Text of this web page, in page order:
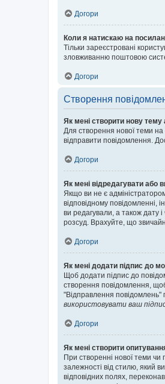
Догори
Коли я натискаю на
Тільки зареєстровані
зловживанню поштовою
Догори
Створення
Як мені створити нову
Для створення нової теми
відправити повідомлення.
Догори
Як мені відредагувати або
Якщо ви не є
відповідному повідомленні,
ви редагували, а також дату
розсуд. Врахуйте, що
Догори
Як мені додати підпис до
Щоб додати підпис до
створення повідомлення,
"Відправлення
використовувати ваш
Догори
Як мені створити
При створенні нової теми
залежності від стилю, який
відповідних полях,